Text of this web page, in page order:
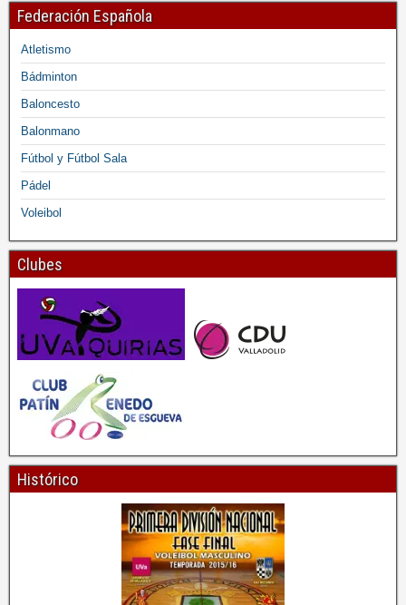
Federación Española
Atletismo
Bádminton
Baloncesto
Balonmano
Fútbol y Fútbol Sala
Pádel
Voleibol
Clubes
Histórico